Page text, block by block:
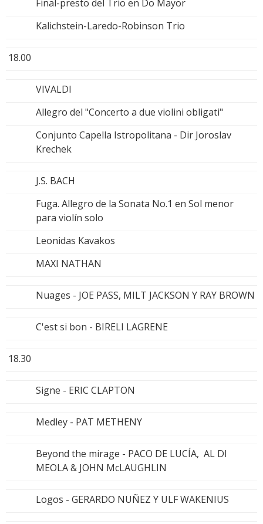
Final-presto del Trio en Do Mayor
Kalichstein-Laredo-Robinson Trio
18.00
VIVALDI
Allegro del "Concerto a due violini obligati"
Conjunto Capella Istropolitana - Dir Joroslav
Krechek
J.S. BACH
Fuga. Allegro de la Sonata No.1 en Sol menor
para violín solo
Leonidas Kavakos
MAXI NATHAN
Nuages - JOE PASS, MILT JACKSON Y RAY BROWN
C'est si bon - BIRELI LAGRENE
18.30
Signe - ERIC CLAPTON
Medley - PAT METHENY
Beyond the mirage - PACO DE LUCÍA, AL DI
MEOLA & JOHN McLAUGHLIN
Logos - GERARDO NUÑEZ Y ULF WAKENIUS